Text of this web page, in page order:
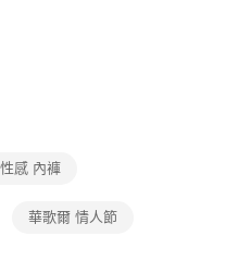
費
運費
性感 內褲
華歌爾 情人節